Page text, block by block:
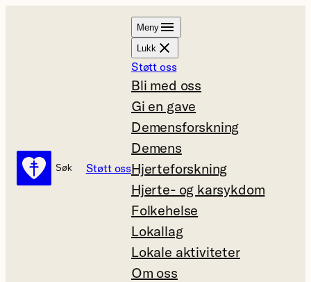
Søk
Søk Støtt oss
Meny
Lukk
Støtt oss
Bli med oss
Gi en gave
Demensforskning
Demens
Hjerteforskning
Hjerte- og karsykdom
Folkehelse
Lokallag
Lokale aktiviteter
Om oss